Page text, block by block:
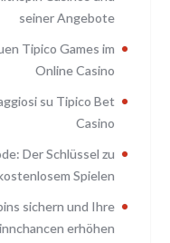
seiner Angebote
Tipico Games im
Online Casino
su Tipico Bet
Casino
Der Schlüssel zu
Spielen
sichern und Ihre
erhöhen